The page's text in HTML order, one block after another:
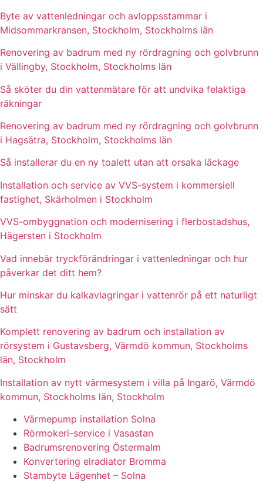
Byte av vattenledningar och avloppsstammar i
Midsommarkransen, Stockholm, Stockholms län
Renovering av badrum med ny rördragning och golvbrunn
i Vällingby, Stockholm, Stockholms län
Så sköter du din vattenmätare för att undvika felaktiga
räkningar
Renovering av badrum med ny rördragning och golvbrunn
i Hagsätra, Stockholm, Stockholms län
Så installerar du en ny toalett utan att orsaka läckage
Installation och service av VVS-system i kommersiell
fastighet, Skärholmen i Stockholm
VVS-ombyggnation och modernisering i flerbostadshus,
Hägersten i Stockholm
Vad innebär tryckförändringar i vattenledningar och hur
påverkar det ditt hem?
Hur minskar du kalkavlagringar i vattenrör på ett naturligt
sätt
Komplett renovering av badrum och installation av
rörsystem i Gustavsberg, Värmdö kommun, Stockholms
län, Stockholm
Installation av nytt värmesystem i villa på Ingarö, Värmdö
kommun, Stockholms län, Stockholm
Värmepump installation Solna
Rörmokeri-service i Vasastan
Badrumsrenovering Östermalm
Konvertering elradiator Bromma
Stambyte Lägenhet – Solna